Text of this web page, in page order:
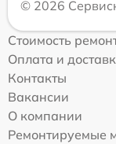
© 2026
Стоимость
Оплата и
Контакты
Вакансии
О компании
Ремонтируемые